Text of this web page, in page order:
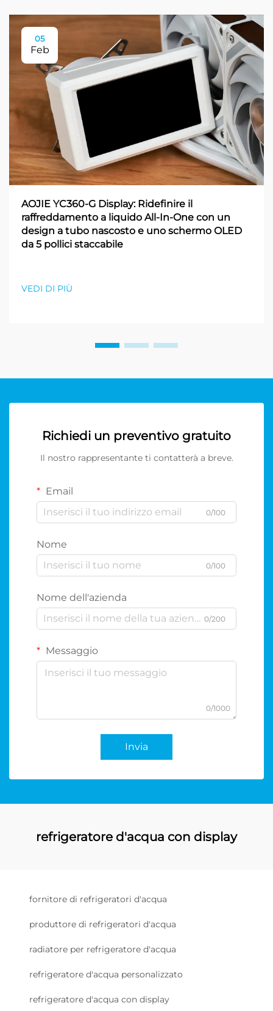
05
Feb
AOJIE YC360-G Display: Ridefinire il
raffreddamento a liquido All-In-One con un
design a tubo nascosto e uno schermo OLED
da 5 pollici staccabile
VEDI DI PIÙ
Richiedi un preventivo gratuito
Il nostro rappresentante ti contatterà a breve.
Email
0/100
Nome
0/100
Nome dell'azienda
0/200
Messaggio
0/1000
Invia
refrigeratore d'acqua con display
fornitore di refrigeratori d'acqua
produttore di refrigeratori d'acqua
radiatore per refrigeratore d'acqua
refrigeratore d'acqua personalizzato
refrigeratore d'acqua con display